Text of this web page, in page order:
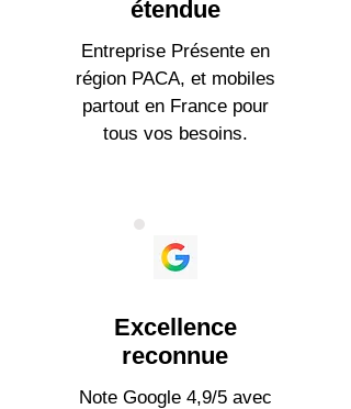
étendue
Entreprise Présente en
région PACA, et mobiles
partout en France pour
tous vos besoins.
Excellence
reconnue
Note Google 4,9/5 avec